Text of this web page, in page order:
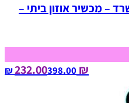
– מכשיר אוזון ביתי –
₪ 232.00
398.00‏ ₪